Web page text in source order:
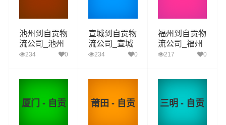
池州到自贡物
流公司_池州
到自贡货运_
234 0
宣城到自贡物
流公司_宣城
到自贡货运_
234 0
福州到自贡物
流公司_福州
到自贡货运_
217 0
厦门 - 自贡 莆田 - 自贡 三明 - 自贡